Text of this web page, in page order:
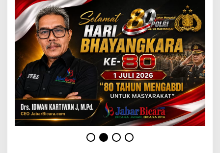
o
r
i
I
n
d
a
M
a
s
a
K
e
c